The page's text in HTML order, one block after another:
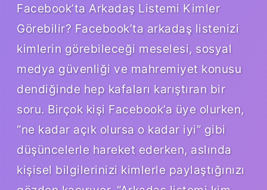
Facebook’ta Arkadaş Listemi Kimler
Görebilir? Facebook’ta arkadaş listenizi
kimlerin görebileceği meselesi, sosyal
medya güvenliği ve mahremiyet konusu
dendiğinde hep kafaları karıştıran bir
soru. Birçok kişi Facebook’a üye olurken,
“ne kadar açık olursa o kadar iyi” gibi
düşüncelerle hareket ederken, aslında
kişisel bilgilerinizi kimlerle paylaştığınızı